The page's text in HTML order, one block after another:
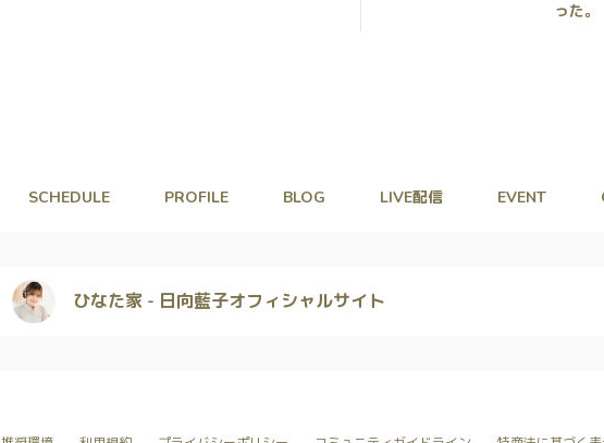
った。
SCHEDULE PROFILE BLOG LIVE配信 EVENT
ひなた家 - 日向藍子オフィシャルサイト